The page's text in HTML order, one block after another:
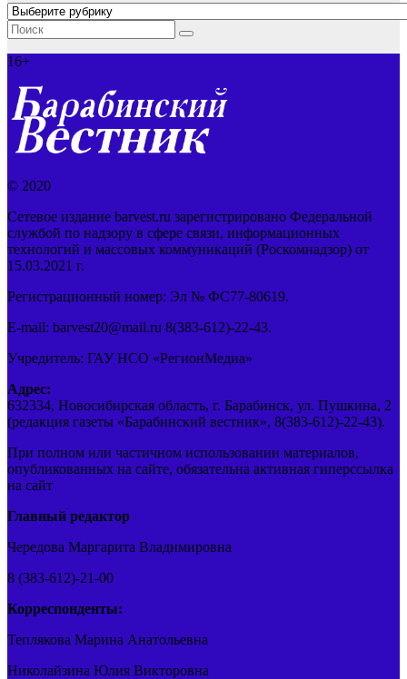
Рубрики
16+
© 2020
Сетевое издание barvest.ru зарегистрировано Федеральной
службой по надзору в сфере связи, информационных
технологий и массовых коммуникаций (Роскомнадзор) от
15.03.2021 г.
Регистрационный номер: Эл № ФС77-80619.
E-mail: barvest20@mail.ru 8(383-612)-22-43.
Учредитель: ГАУ НСО «РегионМедиа»
Адрес:
632334, Новосибирская область, г. Барабинск, ул. Пушкина, 2
(редакция газеты «Барабинский вестник», 8(383-612)-22-43).
При полном или частичном использовании материалов,
опубликованных на сайте, обязательна активная гиперссылка
на сайт
Главный редактор
Чередова Маргарита Владимировна
8 (383-612)-21-00
Корреспонденты:
Теплякова Марина Анатольевна
Николайзина Юлия Викторовна